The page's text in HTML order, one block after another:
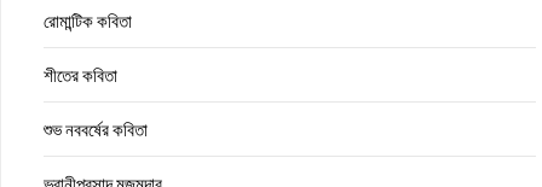
রোমান্টিক কবিতা
শীতের কবিতা
শুভ নববর্ষের কবিতা